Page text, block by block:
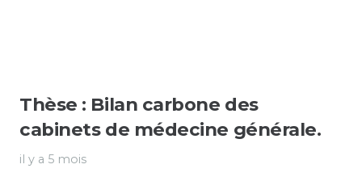
Thèse : Bilan carbone des
cabinets de médecine générale.
il y a 5 mois